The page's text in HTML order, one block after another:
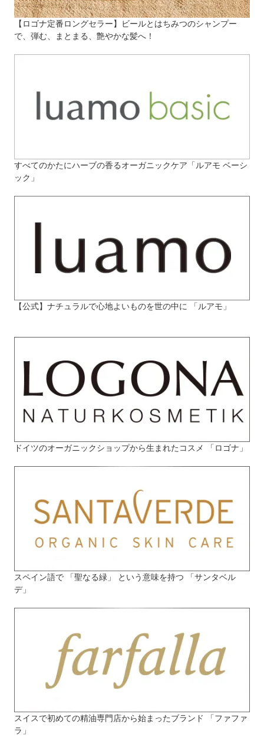
【ロゴナ定番ロングセラー】ビールとはちみつのシャンプー
で、弾む、まとまる、艶やかな髪へ！
すべてのかたにハーブの香るオーガニックケア「ルアモ ベーシ
ック」
【公式】ナチュラルで心地よいものを世の中に 「ルアモ」
ドイツのオーガニックショップから生まれたコスメ 「ロゴナ」
スペイン語で 「聖なる緑」 という意味を持つ 「サンタベル
デ」
スイスで初めての精油専門店から始まったブランド 「ファファ
ラ」